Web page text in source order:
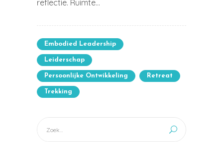
reflectie. Ruimte...
Embodied Leadership
Leiderschap
Persoonlijke Ontwikkeling Retreat
Trekking